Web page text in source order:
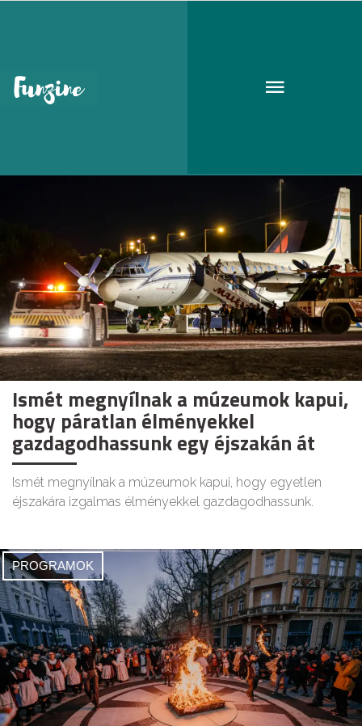
Következő események
Ismét megnyílnak a múzeumok kapui,
hogy páratlan élményekkel
gazdagodhassunk egy éjszakán át
Ismét megnyílnak a múzeumok kapui, hogy egyetlen
éjszakára izgalmas élményekkel gazdagodhassunk.
PROGRAMOK